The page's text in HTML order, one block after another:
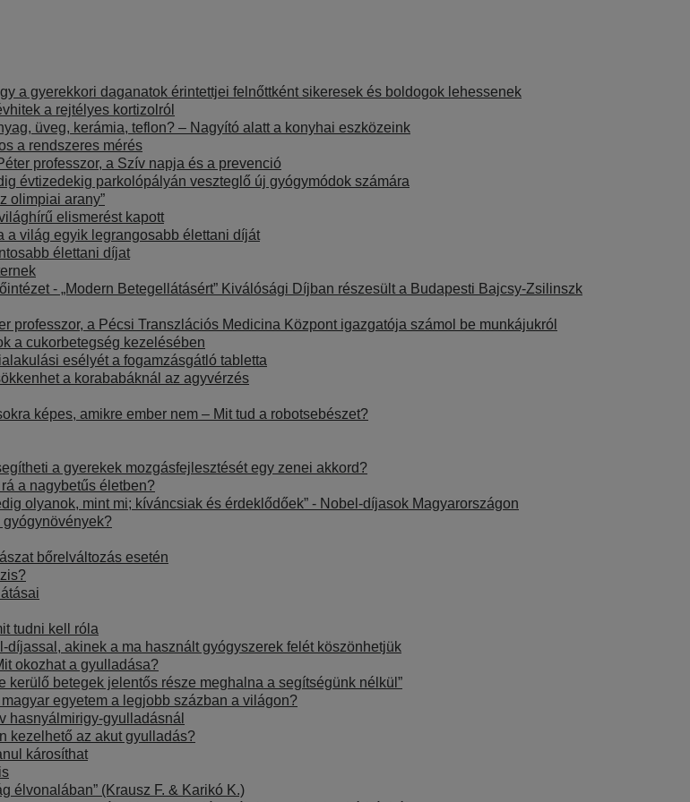
a gyerekkori daganatok érintettjei felnőttként sikeresek és boldogok lehessenek
a rejtélyes kortizolról
üveg, kerámia, teflon? – Nagyító alatt a konyhai eszközeink
a rendszeres mérés
professzor, a Szív napja és a prevenció
évtizedekig parkolópályán veszteglő új gyógymódok számára
olimpiai arany”
elismerést kapott
a világ egyik legrangosabb élettani díját
élettani díjat
- „Modern Betegellátásért” Kiválósági Díjban részesült a Budapesti Bajcsy-Zsilinszk
professzor, a Pécsi Transzlációs Medicina Központ igazgatója számol be munkájukról
a cukorbetegség kezelésében
esélyét a fogamzásgátló tabletta
a korababáknál az agyvérzés
képes, amikre ember nem – Mit tud a robotsebészet?
a gyerekek mozgásfejlesztését egy zenei akkord?
a nagybetűs életben?
olyanok, mint mi; kíváncsiak és érdeklődőek” - Nobel-díjasok Magyarországon
gyógynövények?
bőrelváltozás esetén
tudni kell róla
akinek a ma használt gyógyszerek felét köszönhetjük
okozhat a gyulladása?
kerülő betegek jelentős része meghalna a segítségünk nélkül”
egyetem a legjobb százban a világon?
hasnyálmirigy-gyulladásnál
kezelhető az akut gyulladás?
károsíthat
élvonalában” (Krausz F. & Karikó K.)